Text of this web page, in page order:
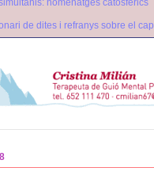
de dites i refranys sobre el cap